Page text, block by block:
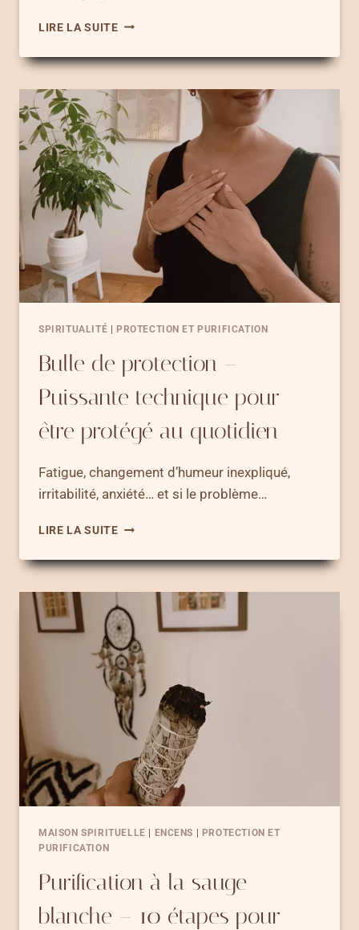
LIRE LA SUITESMUDGING
UN
SACRÉ
ET
ANCESTRAL
POUR
PURIFIER
SE
RECONNECTER
SOI
SPIRITUALITÉ PROTECTION ET PURIFICATION
Bulle de protection –
Puissante technique pour
être protégé au quotidien
Fatigue, changement d’humeur inexpliqué,
irritabilité, anxiété… et si le problème…
LIRE LA SUITEBULLE
PROTECTION
PUISSANTE
TECHNIQUE
POUR
ÊTRE
PROTÉGÉ
AU
QUOTIDIEN
MAISON SPIRITUELLE ENCENS
PROTECTION ET
PURIFICATION
Purification à la sauge
blanche – 10 étapes pour